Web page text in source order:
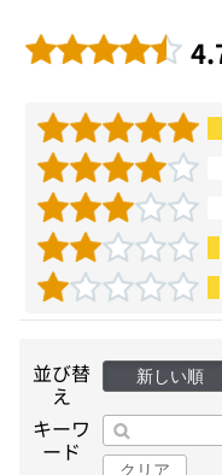
並び替
え
新しい順
キーワ
ード
クリア